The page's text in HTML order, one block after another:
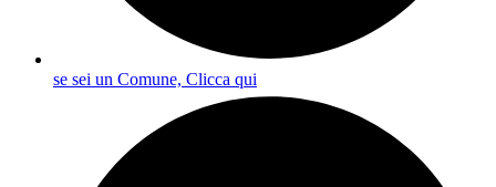
se sei un Comune, Clicca qui